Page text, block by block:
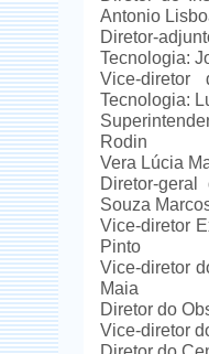
Antonio
Diretor-
Tecnologia:
Vice-
Tecnologia:
Rodin
Vera Lúcia
Diretor-
Souza
Vice-diretor
Pinto
Vice-diretor
Maia
Diretor do
Vice-diretor